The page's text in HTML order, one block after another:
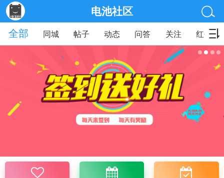
电池社区
全部
同城 帖子 动态 问答 关注 红包